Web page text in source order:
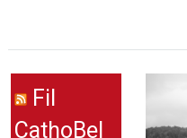
Fil
CathoBel